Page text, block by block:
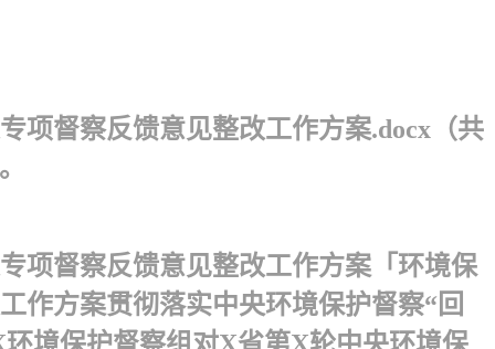
项督察反馈意见整改工作方案.docx（共
项督察反馈意见整改工作方案「环境保
作方案贯彻落实中央环境保护督察“回
境保护督察组对X省第X轮中央环境保